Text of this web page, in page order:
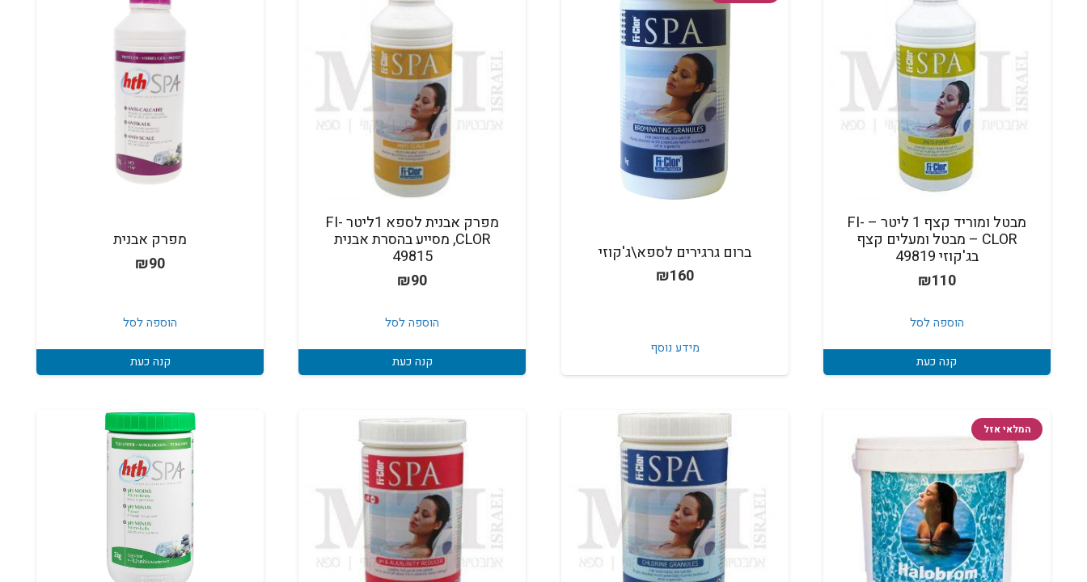
מבטל ומוריד קצף 1 ליטר – FI-
CLOR – מבטל ומעלים קצף
בג'קוזי 49819
₪110
הוספה לסל
קנה כעת
ברום גרגירים לספא\ג'קוזי
₪160
מידע נוסף
מפרק אבנית לספא 1ליטר FI-
CLOR, מסייע בהסרת אבנית
49815
₪90
הוספה לסל
קנה כעת
מפרק אבנית
₪90
הוספה לסל
קנה כעת
המלאי אזל